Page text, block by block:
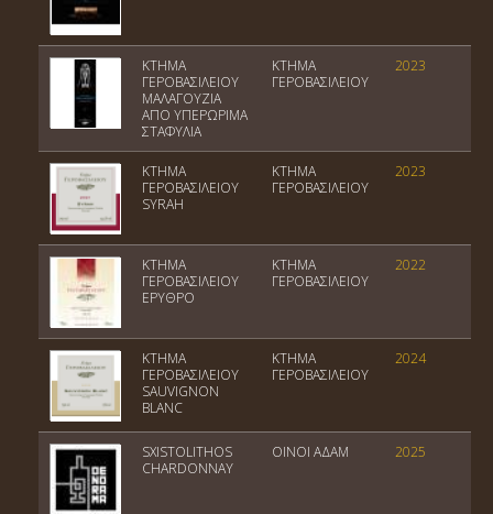
ΚΤΗΜΑ
ΓΕΡΟΒΑΣΙΛΕΙΟΥ
ΜΑΛΑΓΟΥΖΙΑ
ΑΠΟ ΥΠΕΡΩΡΙΜΑ
ΣΤΑΦΥΛΙΑ
ΚΤΗΜΑ
ΓΕΡΟΒΑΣΙΛΕΙΟΥ
2023
ΚΤΗΜΑ
ΓΕΡΟΒΑΣΙΛΕΙΟΥ
SYRAH
ΚΤΗΜΑ
ΓΕΡΟΒΑΣΙΛΕΙΟΥ
2023
ΚΤΗΜΑ
ΓΕΡΟΒΑΣΙΛΕΙΟΥ
ΕΡΥΘΡΟ
ΚΤΗΜΑ
ΓΕΡΟΒΑΣΙΛΕΙΟΥ
2022
ΚΤΗΜΑ
ΓΕΡΟΒΑΣΙΛΕΙΟΥ
SAUVIGNON
BLANC
ΚΤΗΜΑ
ΓΕΡΟΒΑΣΙΛΕΙΟΥ
2024
SXISTOLITHOS
CHARDONNAY
ΟΙΝΟΙ ΑΔΑΜ 2025